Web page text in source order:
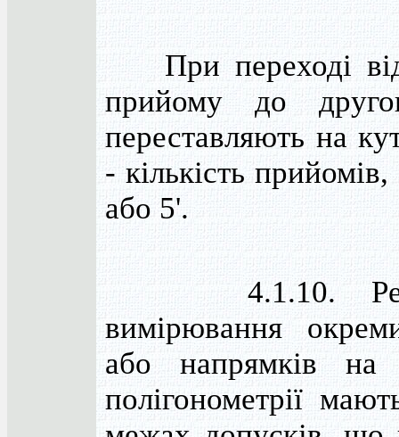
При переході
прийому до
переставляють на
- кількість
або 5'.
4.1.10.
вимірювання
або напрямків на
полігонометрії